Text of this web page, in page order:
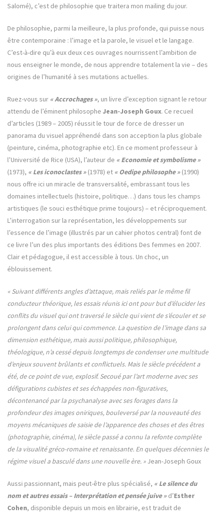
Salomé), c’est de philosophie que traitera mon mailing du jour.
De philosophie, parmi la meilleure, la plus profonde, qui puisse nous
être contemporaine : l’image et la parole, le visuel et le langage.
C’est-à-dire qu’à eux deux ces ouvrages nourrissent l’ambition de
nous enseigner le monde, de nous apprendre totalement la vie – des
origines de l’humanité à ses mutations actuelles.
Ruez-vous sur « Accrochages », un livre d’exception signant le retour
attendu de l’éminent philosophe Jean-Joseph Goux. Ce recueil
d’articles (1989 – 2005) réussit le tour de force de dresser un
panorama du visuel appréhendé dans son acception la plus globale
(peinture, cinéma, photographie etc). En ce moment professeur à
l’Université de Rice (USA), l’auteur de « Economie et symbolisme »
(1973), « Les iconoclastes » (1978) et « Oedipe philosophe » (1990)
nous offre ici un miracle de transversalité, embrassant tous les
domaines intellectuels (histoire, politique…) dans tous les champs
artistiques (le souci esthétique prime toujours) – et réciproquement.
L’interrogation sur la représentation, les développements sur
l’essence de l’image (illustrés par un cahier photos central) font de
ce livre l’un des plus importants des éditions Des femmes en 2007.
Clair et pédagogue, il est accessible à tous. Un choc, un
éblouissement.
« Suivant différents angles d’attaque, mais reliés par le même fil
conducteur théorique, les essais réunis ici ont pour but d’élucider les
conflits du visuel qui ont traversé le siècle qui vient de s’écouler et se
prolongent dans celui qui commence. La question de l’image dans sa
dimension esthétique, mais aussi politique, philosophique,
théologique, n’a cessé depuis longtemps de condenser une multitude
d’enjeux souvent brûlants et conflictuels. Mais le siècle précédent a
été, de ce point de vue, explosif. Secoué par l’art moderne avec ses
défigurations cubistes et ses échappées non-figuratives,
décontenancé par la psychanalyse avec ses forages dans la
profondeur des images oniriques, bouleversé par la nouveauté des
moyens mécaniques de saisie de l’apparence des choses et des êtres
(photographie, cinéma), le siècle passé a connu la refonte complète
de la visualité gréco-romaine et renaissante. En quelques décennies le
régime visuel a basculé dans une nouvelle ère. »Jean-Joseph Goux
Aussi passionnant, mais peut-être plus spécialisé, « Le silence du
nom et autres essais – Interprétation et pensée juive » d’Esther
Cohen, disponible depuis un mois en librairie, est traduit de